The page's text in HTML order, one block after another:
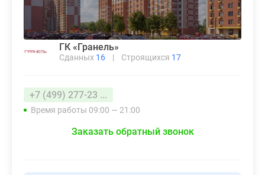
ГК «Гранель»
Сданных 16 | Строящихся 17
+7 (499) 277-23 ...
Время работы 09:00 — 21:00
Заказать обратный звонок